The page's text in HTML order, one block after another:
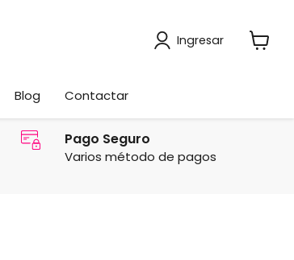
Ingresar
Blog Contactar
Pago Seguro
Varios método de pagos